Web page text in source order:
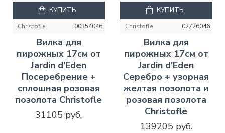
Christofle 00354046
Вилка для
пирожных 17см от
Jardin d'Eden
Посеребрение +
сплошная розовая
позолота Christofle
31105 руб.
КУПИТЬ
Christofle 02726046
Вилка для
пирожных 17см от
Jardin d'Eden
Серебро + узорная
желтая позолота и
розовая позолота
Christofle
139205 руб.
КУПИТЬ